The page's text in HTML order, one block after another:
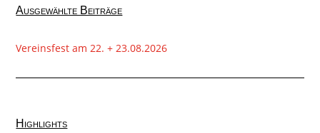
Ausgewählte Beiträge
Vereinsfest am 22. + 23.08.2026
Highlights